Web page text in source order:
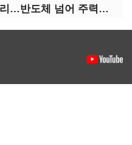
'1400조' 국유자산 통합관리…반도체 넘어 주력산업 구조혁신